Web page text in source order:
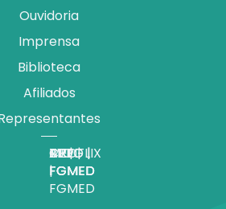
Ouvidoria
Imprensa
Biblioteca
Afiliados
APP |
FGMED
MEDFLIX
|
FGMED
CRED |
FGMED
BLOG |
FGMED
TV |
FGMED